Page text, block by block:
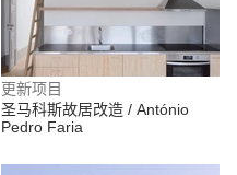
更新项目
圣马科斯故居改造 / António
Pedro Faria